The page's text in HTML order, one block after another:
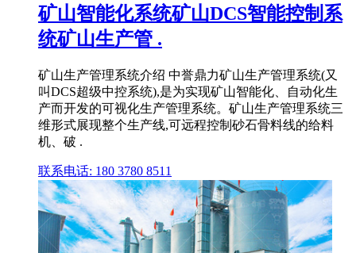
矿山智能化系统矿山DCS智能控制系
统矿山生产管 .
矿山生产管理系统介绍 中誉鼎力矿山生产管理系统(又
叫DCS超级中控系统),是为实现矿山智能化、自动化生
产而开发的可视化生产管理系统。矿山生产管理系统三
维形式展现整个生产线,可远程控制砂石骨料线的给料
机、破 .
联系电话: 180 3780 8511